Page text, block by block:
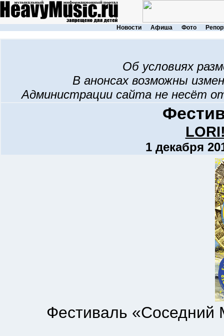
Новости Афиша Фото
Об условиях
В анонсах возможны
Администрации сайта не несёт
1 декабря
Фестиваль «Соседний